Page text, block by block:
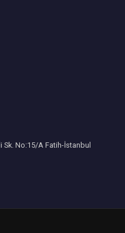
Sk. No:15/A Fatih-İstanbul